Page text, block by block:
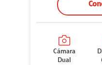
Cámara
Dual